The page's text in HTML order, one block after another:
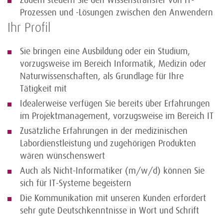
Prozessen und -Lösungen zwischen den Anwendern
Ihr Profil
Sie bringen eine Ausbildung oder ein Studium,
vorzugsweise im Bereich Informatik, Medizin oder
Naturwissenschaften, als Grundlage für Ihre
Tätigkeit mit
Idealerweise verfügen Sie bereits über Erfahrungen
im Projektmanagement, vorzugsweise im Bereich IT
Zusätzliche Erfahrungen in der medizinischen
Labordienstleistung und zugehörigen Produkten
wären wünschenswert
Auch als Nicht-Informatiker (m/w/d) können Sie
sich für IT-Systeme begeistern
Die Kommunikation mit unseren Kunden erfordert
sehr gute Deutschkenntnisse in Wort und Schrift